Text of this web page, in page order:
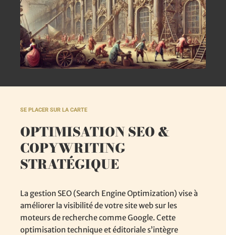
SE PLACER SUR LA CARTE
OPTIMISATION SEO &
COPYWRITING
STRATÉGIQUE
La gestion SEO (Search Engine Optimization) vise à
améliorer la visibilité de votre site web sur les
moteurs de recherche comme Google. Cette
optimisation technique et éditoriale s’intègre